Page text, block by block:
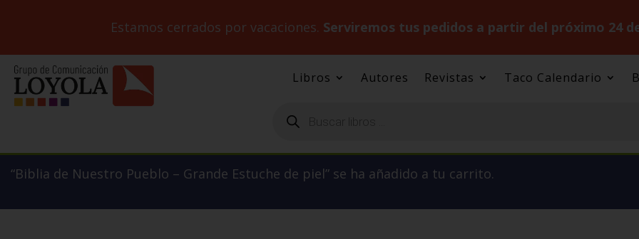
Estamos cerrados por vacaciones. Serviremos tus pedidos a partir del próximo 24
Libros Autores Revistas Taco Calendario
productos
“Biblia de Nuestro Pueblo – Grande Estuche de piel” se ha añadido a tu carrito.